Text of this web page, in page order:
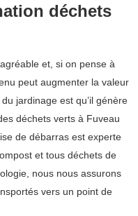
déchets
et, si on pense à
peut augmenter la valeur
jardinage est qu’il génère
déchets verts à Fuveau
de débarras est experte
et tous déchets de
nous nous assurons
vers un point de